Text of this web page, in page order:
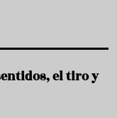
el tiro y